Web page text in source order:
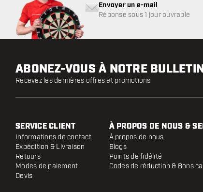
Envoyer un e-mail
Réponse sous 1 jour ouvrable
ABONEZ-VOUS À NOTRE
Recevez les dernières offres et promotions
SERVICE CLIENT
Informations de contact
Expédition & Livraison
Retours
Modes de paiement
Devis
À PROPOS DE NOUS &
À propos de nous
Blogs
Points de fidélité
Codes de réduction & Bons